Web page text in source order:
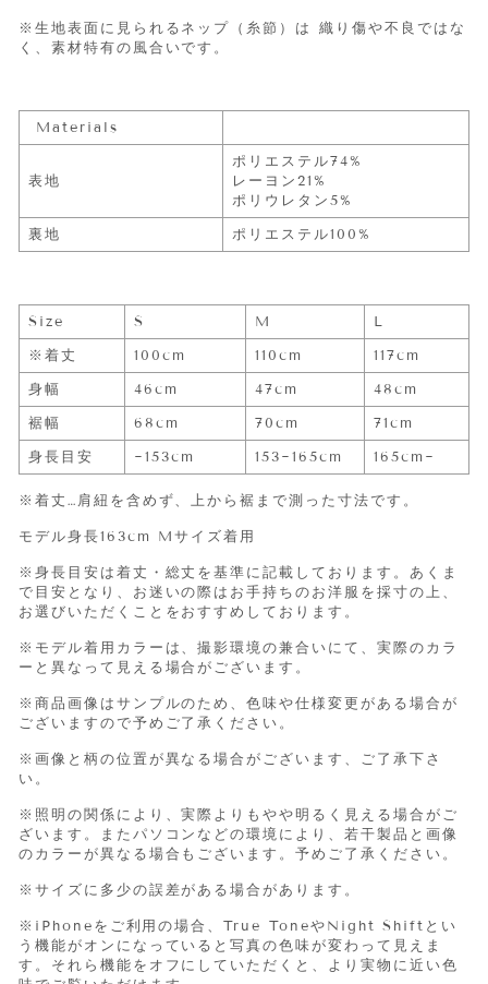
※生地表面に見られるネップ（糸節）は 織り傷や不良ではな
く、素材特有の風合いです。
Materials
表地
ポリエステル74%
レーヨン21%
ポリウレタン5%
裏地
ポリエステル100%
Size S M
L
※着丈
100cm 110cm
117cm
身幅
46cm 47cm
48cm
裾幅
68cm 70cm
71cm
身長目安
~153cm 153~165cm 165cm~
※着丈…肩紐を含めず、上から裾まで測った寸法です。
モデル身長163cm Mサイズ着用
※身長目安は着丈・総丈を基準に記載しております。あくま
で目安となり、お迷いの際はお手持ちのお洋服を採寸の上、
お選びいただくことをおすすめしております。
※モデル着用カラーは、撮影環境の兼合いにて、実際のカラ
ーと異なって見える場合がございます。
※商品画像はサンプルのため、色味や仕様変更がある場合が
ございますので予めご了承ください。
※画像と柄の位置が異なる場合がございます、ご了承下さ
い。
※照明の関係により、実際よりもやや明るく見える場合がご
ざいます。またパソコンなどの環境により、若干製品と画像
のカラーが異なる場合もございます。予めご了承ください。
※サイズに多少の誤差がある場合があります。
※iPhoneをご利用の場合、True ToneやNight Shift とい
う機能がオンになっていると写真の色味が変わって見えま
す。それら機能をオフにしていただくと、より実物に近い色